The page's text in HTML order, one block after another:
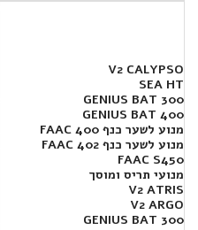
V2 CALYPSO
SEA HT
300 GENIUS BAT
400 GENIUS BAT
מנוע לשער כנף FAAC 400
מנוע לשער כנף FAAC 402
FAAC S450
מנועי תריס ומוסך
V2 ATRIS
V2 ARGO
GENIUS BAT 300